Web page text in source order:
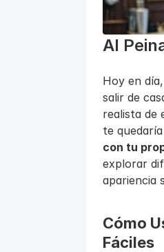
AI
Hoy en
salir de
realista de
te
con tu
explorar
apariencia
Cómo
Fáciles